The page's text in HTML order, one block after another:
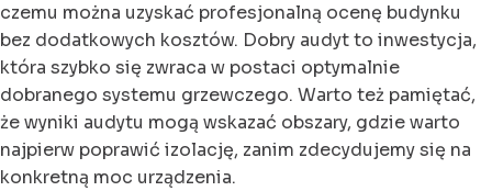
czemu można uzyskać profesjonalną ocenę budynku
bez dodatkowych kosztów. Dobry audyt to inwestycja,
która szybko się zwraca w postaci optymalnie
dobranego systemu grzewczego. Warto też pamiętać,
że wyniki audytu mogą wskazać obszary, gdzie warto
najpierw poprawić izolację, zanim zdecydujemy się na
konkretną moc urządzenia.